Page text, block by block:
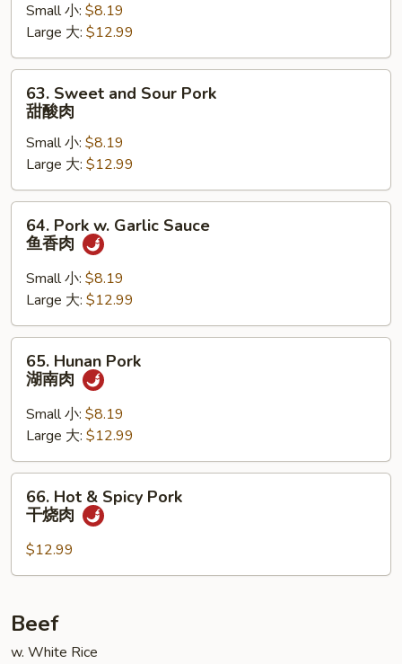
Snow
Peas
雪
豆
Small 小: $8.19
Large 大: $12.99
Sweet
and
Sour
Pork
甜
酸
63. Sweet and Sour Pork
甜酸肉
Small 小: $8.19
Large 大: $12.99
Pork
Garlic
Sauce
鱼
香
64. Pork w. Garlic Sauce
鱼香肉
Small 小: $8.19
Large 大: $12.99
Hunan
Pork
肉
65. Hunan Pork
湖南肉
Small 小: $8.19
Large 大: $12.99
Hot
Spicy
Pork
烧
肉
66. Hot & Spicy Pork
干烧肉
$12.99
Beef
w. White Rice